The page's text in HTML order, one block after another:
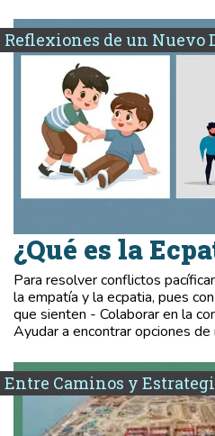
Reflexiones de un Nuevo
¿Qué es la
Para resolver conflictos
la empatía y la ecpatia, pues
que sienten - Colaborar en la
Ayudar a encontrar opciones
Entre Caminos y